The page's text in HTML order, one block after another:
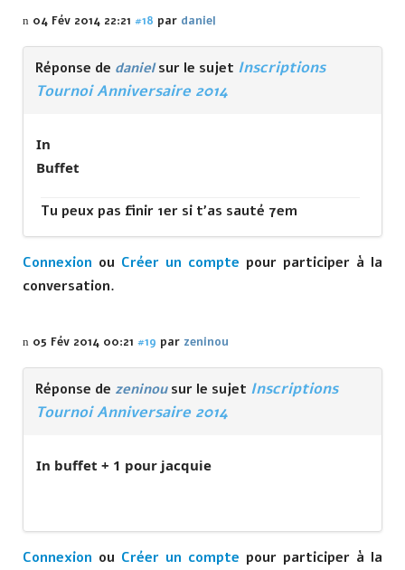
04 Fév 2014 22:21 #18 par daniel
Réponse de danielsur le sujet Inscriptions
Tournoi Anniversaire 2014
In
Buffet
Tu peux pas finir 1er si t'as sauté 7em
Connexion ou Créer un compte pour participer à la
conversation.
05 Fév 2014 00:21 #19 par zeninou
Réponse de zeninousur le sujet Inscriptions
Tournoi Anniversaire 2014
In buffet + 1 pour jacquie
Connexion ou Créer un compte pour participer à la